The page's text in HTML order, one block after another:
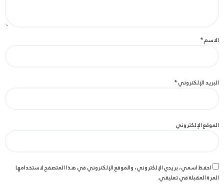
الاسم*
البريد الإلكتروني*
الموقع الإلكتروني
احفظ اسمي، بريدي الإلكتروني، والموقع الإلكتروني في هذا المتصفح لاستخدامها
المرة المقبلة في تعليقي.